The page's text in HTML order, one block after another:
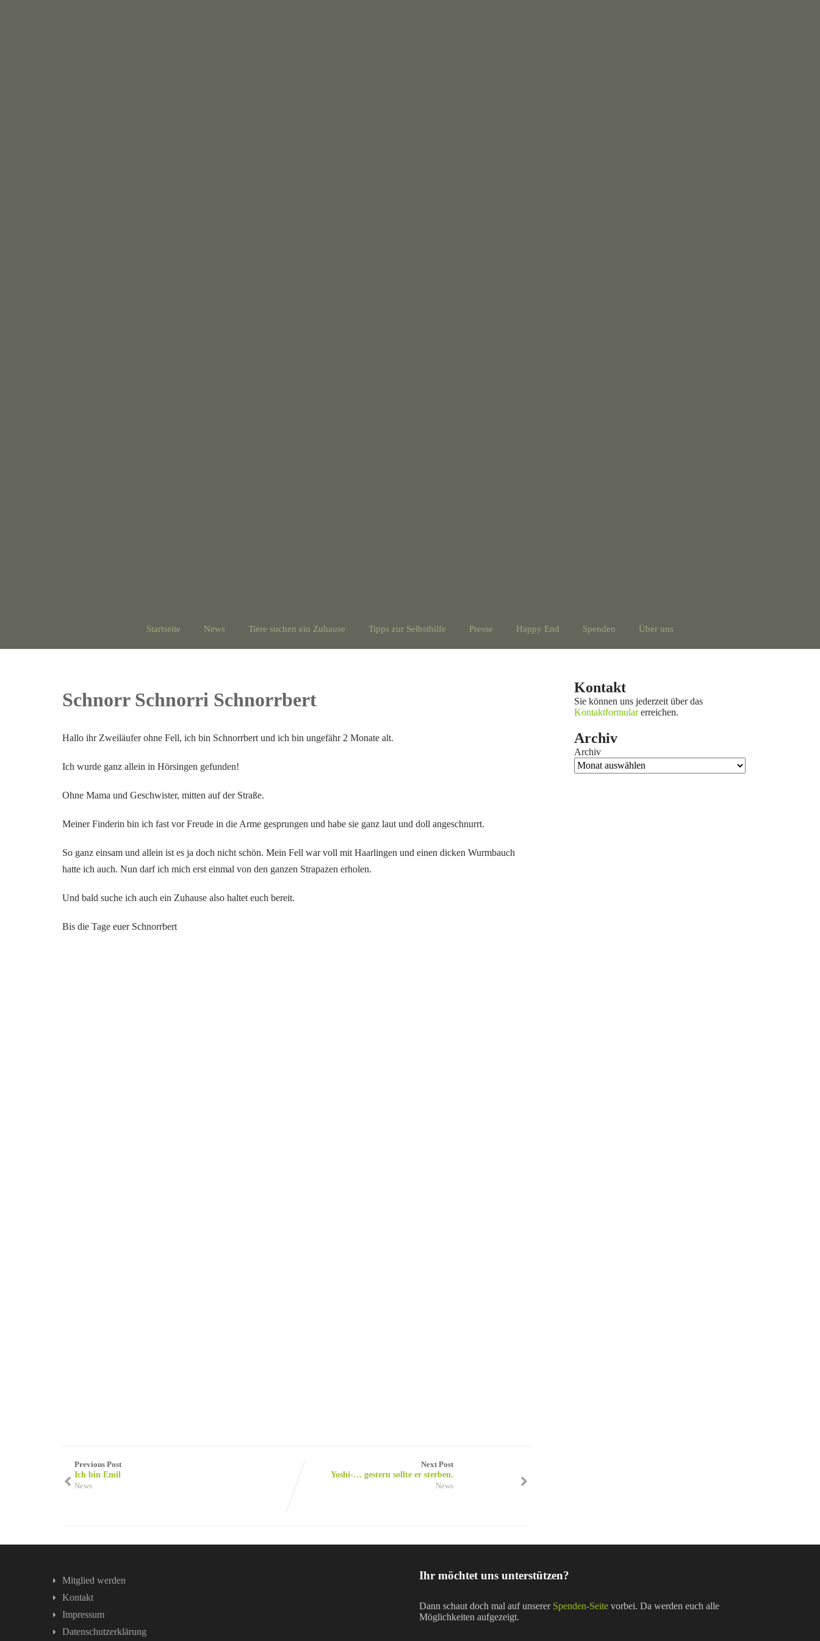
Startseite News Tiere suchen ein Zuhause Tipps zur Selbsthilfe Presse Happy End Spenden Über uns
Schnorr Schnorri Schnorrbert
Hallo ihr Zweiläufer ohne Fell, ich bin Schnorrbert und ich bin ungefähr 2 Monate alt.
Ich wurde ganz allein in Hörsingen gefunden!
Ohne Mama und Geschwister, mitten auf der Straße.
Meiner Finderin bin ich fast vor Freude in die Arme gesprungen und habe sie ganz laut und doll angeschnurrt.
So ganz einsam und allein ist es ja doch nicht schön. Mein Fell war voll mit Haarlingen und einen dicken Wurmbauch
hatte ich auch. Nun darf ich mich erst einmal von den ganzen Strapazen erholen.
Und bald suche ich auch ein Zuhause also haltet euch bereit.
Bis die Tage euer Schnorrbert
Previous Post
Ich bin Emil
News
Next Post
Yoshi-… gestern sollte er sterben.
News
Kontakt
Sie können uns jederzeit über das
Kontaktformularerreichen.
Archiv
Archiv
Mitglied werden
Kontakt
Impressum
Datenschutzerklärung
Ihr möchtet uns unterstützen?
Dann schaut doch mal auf unserer Spenden-Seite vorbei. Da werden euch alle
Möglichkeiten aufgezeigt.